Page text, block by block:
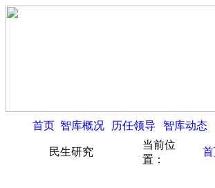
首页 智库概况 历任领导 智库动态
民生研究
当前位
置：